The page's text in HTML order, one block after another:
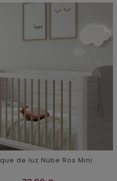
de luz Nube Ros Mini